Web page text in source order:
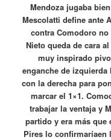
Mendoza jugaba
Mescolatti define ante
contra Comodoro
Nieto queda de cara
muy inspirado
enganche de izquierda
con la derecha para
marcar el 1×1.
trabajar la ventaja y
partido y era más que
Pires lo confirmaríaen